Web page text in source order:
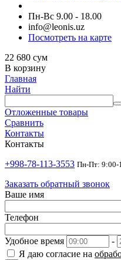
Пн-Вс 9.00 - 18.00
info@leonis.uz
Посмотреть на карте
22 680 сум
В корзину
Главная
Найти
Отложенные товары
Сравнить
Контакты
Контакты
+998-78-113-3553 Пн-Пт: 9:00-
Заказать обратный звонок
Ваше имя
Телефон
Удобное время
-
Я даю согласие на